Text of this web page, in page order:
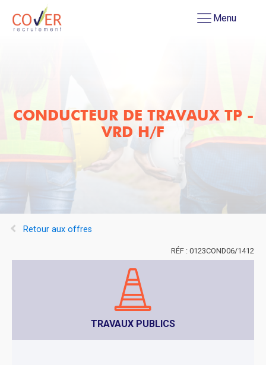
Menu
CONDUCTEUR DE TRAVAUX TP -
VRD H/F
Retour aux offres
0123COND06/1412
TRAVAUX PUBLICS